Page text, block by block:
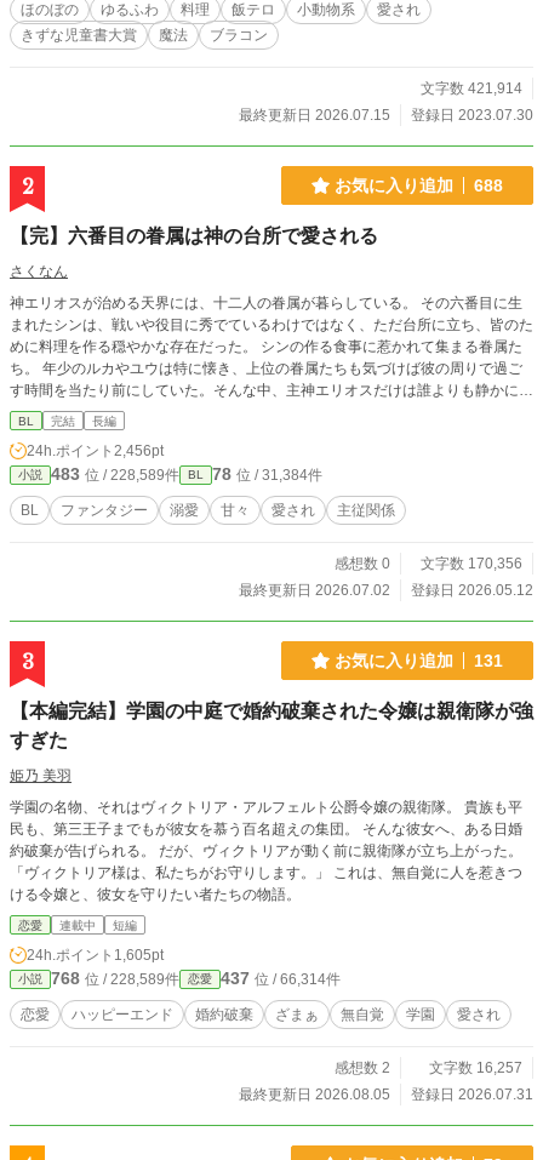
ほのぼの ゆるふわ 料理 飯テロ 小動物系
愛され
きずな児童書大賞
魔法 ブラコン
文字数 421,914
最終更新日 2026.07.15
登録日 2023.07.30
2 お気に入り追加 688
【完】六番目の眷属は神の台所で愛される
さくなん
神エリオスが治める天界には、十二人の眷属が暮らしている。 その六番目に生
まれたシンは、戦いや役目に秀でているわけではなく、ただ台所に立ち、皆のた
めに料理を作る穏やかな存在だった。 シンの作る食事に惹かれて集まる眷属た
ち。 年少のルカやユウは特に懐き、上位の眷属たちも気づけば彼の周りで過ご
す時間を当たり前にしていた。そんな中、主神エリオスだけは誰よりも静かに、
けれど確かにシンを見つめ続けていた。みんなに等しく優しい神でありながら、
ほんの少しだけシンに甘い。ある日、天界の結界が揺らぐ事件が起きる。 その
異変を、シンは無意識に鎮めてしまう。それをきっかけに明かされていくのは、
「六番目」にだけ与えられた特別な役割。 シンはただ愛されていたのではな
く、天界そのものを穏やかに保つ“境目の存在”だった。眷属たちに囲まれなが
ら、少しずつ自分の力と向き合うシン。 そして、長い時を生きる神エリオス
育つ、静かな恋。 世界を支える力と、ひとつの居場所を巡る、優しいファンタ
BL 完結 長編
24h.ポイント 2,456pt
小説 483 位 / 228,589件 BL 78 位 / 31,384件
BL ファンタジー 溺愛 甘々 愛され 主従関係
感想数 0
文字数 170,356
最終更新日 2026.07.02
登録日 2026.05.12
3 お気に入り追加 131
【本編完結】学園の中庭で婚約破棄された令嬢は親衛隊が強
すぎた
姫乃 美羽
学園の名物、それはヴィクトリア・アルフェルト公爵令嬢の親衛隊。 貴族も平
民も、第三王子までもが彼女を慕う百名超えの集団。 そんな彼女へ、ある日婚
約破棄が告げられる。 だが、ヴィクトリアが動く前に親衛隊が立ち上がった。
「ヴィクトリア様は、私たちがお守りします。」 これは、無自覚に人を惹きつ
ける令嬢と、彼女を守りたい者たちの物語。
恋愛 連載中 短編
24h.ポイント 1,605pt
小説 768 位 / 228,589件 恋愛 437 位 / 66,314件
恋愛 ハッピーエンド 婚約破棄 ざまぁ 無自覚 学園 愛され
感想数 2
文字数 16,257
最終更新日 2026.08.05
登録日 2026.07.31